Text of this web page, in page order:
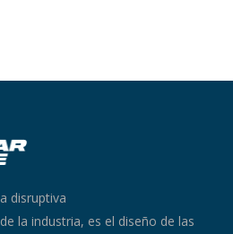
disruptiva
la industria, es el diseño de las